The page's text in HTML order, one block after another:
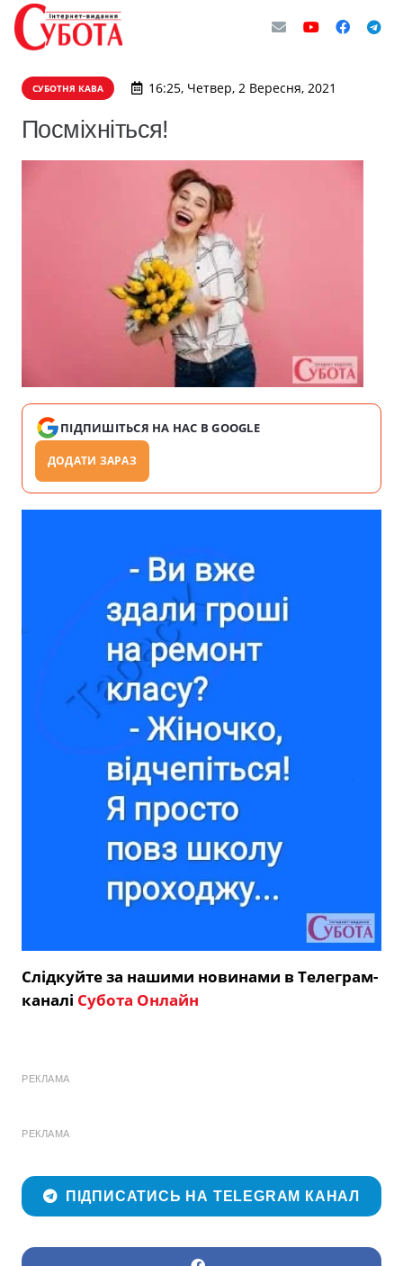
СУБОТНЯ КАВА 16:25, Четвер, 2 Вересня, 2021
Посміхніться!
ПІДПИШІТЬСЯ НА НАС В GOOGLE
ДОДАТИ ЗАРАЗ
Слідкуйте за нашими новинами в Телеграм-
каналі Субота Онлайн
РЕКЛАМА
РЕКЛАМА
ПІДПИСАТИСЬ НА TELEGRAM КАНАЛ